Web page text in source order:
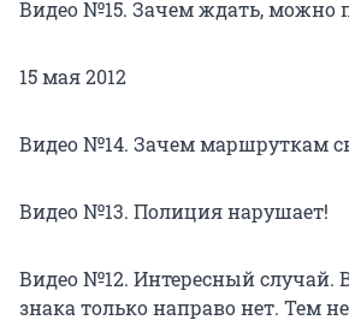
Видео №15. Зачем ждать, можно
15 мая 2012
Видео №14. Зачем маршруткам
Видео №13. Полиция нарушает!
Видео №12. Интересный случай.
знака только направо нет. Тем